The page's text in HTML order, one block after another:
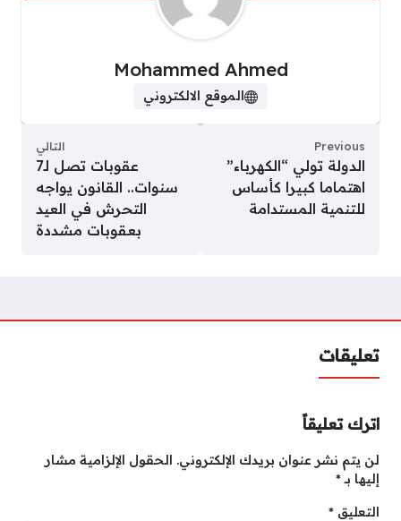
Mohammed Ahmed
الموقع الالكتروني
Previous
الدولة تولي “الكهرباء”
اهتماما كبيرا كأساس
للتنمية المستدامة
التالي
عقوبات تصل لـ7
سنوات.. القانون يواجه
التحرش في العيد
بعقوبات مشددة
تعليقات
اترك تعليقاً
لن يتم نشر عنوان بريدك الإلكتروني. الحقول الإلزامية مشار
إليها بـ*
التعليق *